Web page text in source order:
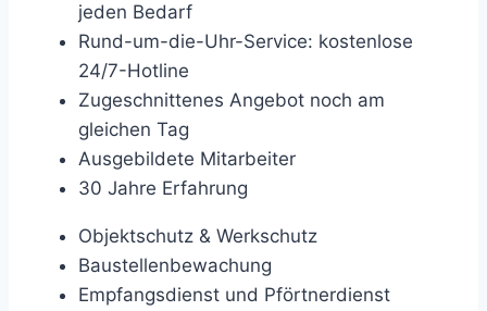
jeden Bedarf
Rund-um-die-Uhr-Service: kostenlose
24/7-Hotline
Zugeschnittenes Angebot noch am
gleichen Tag
Ausgebildete Mitarbeiter
30 Jahre Erfahrung
Objektschutz & Werkschutz
Baustellenbewachung
Empfangsdienst und Pförtnerdienst